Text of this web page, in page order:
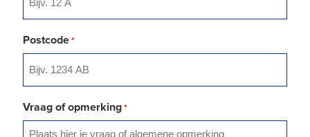
Postcode*
Vraag of opmerking*